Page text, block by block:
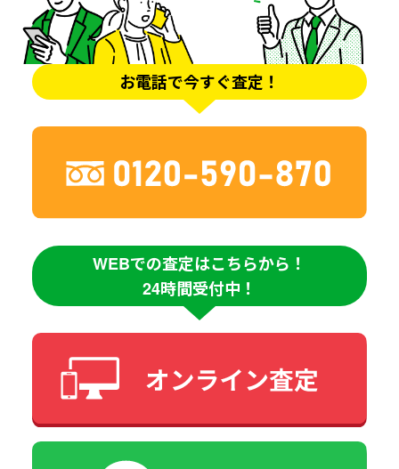
お電話で今すぐ査定！
WEBでの査定はこちらから！
24時間受付中！